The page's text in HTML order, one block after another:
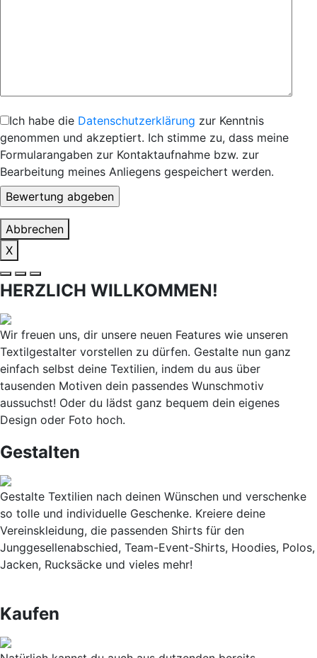
Ich habe die Datenschutzerklärung zur Kenntnis
genommen und akzeptiert. Ich stimme zu, dass meine
Formularangaben zur Kontaktaufnahme bzw. zur
Bearbeitung meines Anliegens gespeichert werden.
Abbrechen
X
HERZLICH WILLKOMMEN!
Wir freuen uns, dir unsere neuen Features wie unseren
Textilgestalter vorstellen zu dürfen. Gestalte nun ganz
einfach selbst deine Textilien, indem du aus über
tausenden Motiven dein passendes Wunschmotiv
aussuchst! Oder du lädst ganz bequem dein eigenes
Design oder Foto hoch.
Gestalten
Gestalte Textilien nach deinen Wünschen und verschenke
so tolle und individuelle Geschenke. Kreiere deine
Vereinskleidung, die passenden Shirts für den
Junggesellenabschied, Team-Event-Shirts, Hoodies, Polos,
Jacken, Rucksäcke und vieles mehr!
Kaufen